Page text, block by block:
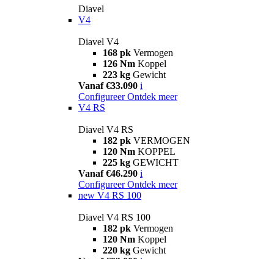
Diavel
V4
Diavel V4
168 pk Vermogen
126 Nm Koppel
223 kg Gewicht
Vanaf €33.090 i
Configureer Ontdek meer
V4 RS
Diavel V4 RS
182 pk VERMOGEN
120 Nm KOPPEL
225 kg GEWICHT
Vanaf €46.290 i
Configureer Ontdek meer
new V4 RS 100
Diavel V4 RS 100
182 pk Vermogen
120 Nm Koppel
220 kg Gewicht